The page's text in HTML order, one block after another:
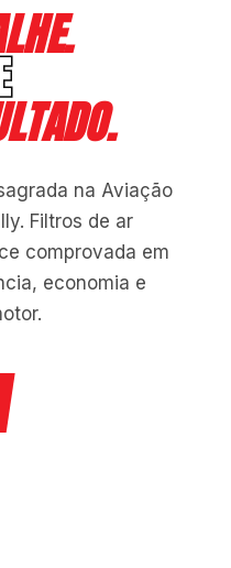
na Aviação
Filtros de ar
comprovada em
economia e